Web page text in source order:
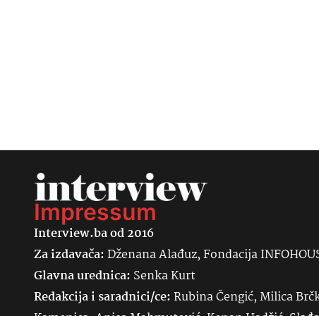
Impressum
Interview.ba od 2016
Za izdavača:Dženana Alađuz, Fondacija
Glavna urednica: SenkaKurt
Redakcija i saradnici/ce:Rubina Čengić, Milica